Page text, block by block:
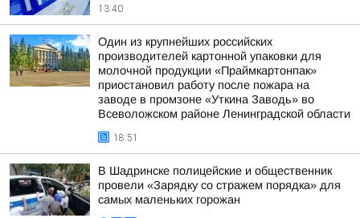
13:40
Один из крупнейших российских
производителей картонной упаковки для
молочной продукции «Праймкартонпак»
приостановил работу после пожара на
заводе в промзоне «Уткина Заводь» во
Всеволожском районе Ленинградской области
18:51
В Шадринске полицейские и общественник
провели «Зарядку со стражем порядка» для
самых маленьких горожан